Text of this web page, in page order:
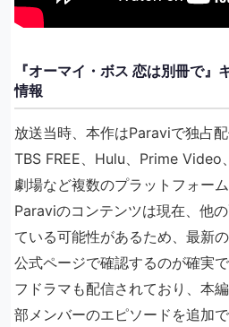
『オーマイ・ボス 恋は別冊で』
情報
放送当時、本作はParaviで独占配
TBS FREE、Hulu、Prime Video
劇場など複数のプラットフォー
Paraviのコンテンツは現在、他
ている可能性があるため、最新
公式ページで確認するのが確実
フドラマも配信されており、本
部メンバーのエピソードを追加